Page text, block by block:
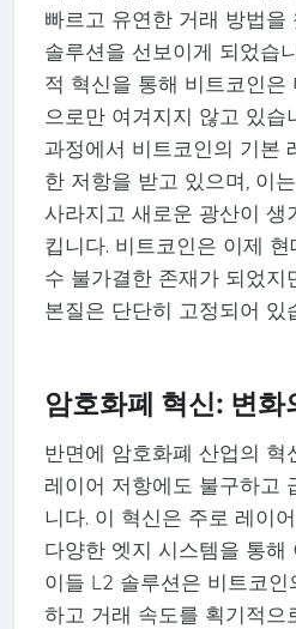
빠르고 유연한 거래 방법을
솔루션을 선보이게 되었습
적 혁신을 통해 비트코인은
으로만 여겨지지 않고 있습
과정에서 비트코인의 기본
한 저항을 받고 있으며, 이
사라지고 새로운 광산이 생
킵니다. 비트코인은 이제
수 불가결한 존재가 되었지
본질은 단단히 고정되어 있
암호화폐 혁신: 변
반면에 암호화폐 산업의 혁
레이어 저항에도 불구하고
니다. 이 혁신은 주로 레이
다양한 엣지 시스템을 통해
이들 L2 솔루션은 비트코
하고 거래 속도를 획기적으